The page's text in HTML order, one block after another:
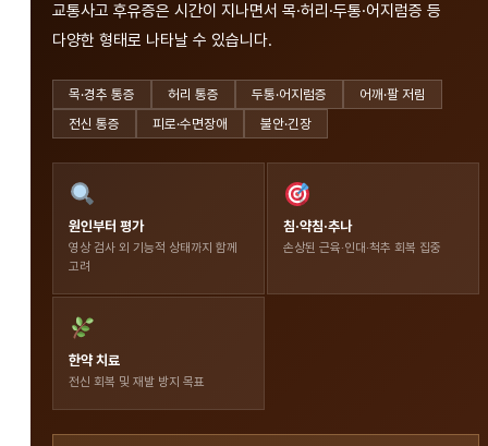
교통사고 후유증은 시간이 지나면서 목·허리·두통·어지럼증 등
다양한 형태로 나타날 수 있습니다.
목·경추 통증 허리 통증 두통·어지럼증
어깨·팔 저림
전신 통증
피로·수면장애 불안·긴장
원인부터 평가
영상 검사 외 기능적 상태까지 함께
고려
침·약침·추나
손상된 근육·인대·척추 회복 집중
한약 치료
전신 회복 및 재발 방지 목표